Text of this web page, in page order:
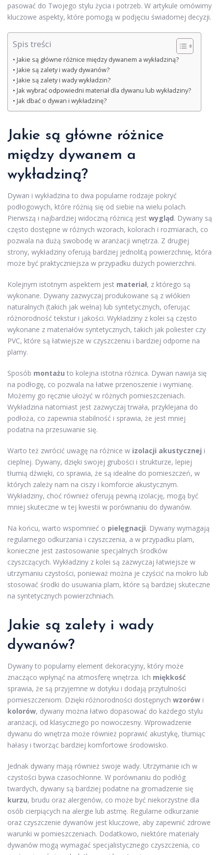
pasować do Twojego stylu życia i potrzeb. W artykule omówimy
kluczowe aspekty, które pomogą w podjęciu świadomej decyzji.
Spis treści
Jakie są główne różnice między dywanem a wykładziną?
Jakie są zalety i wady dywanów?
Jakie są zalety i wady wykładzin?
Jak wybrać odpowiedni materiał dla dywanu lub wykładziny?
Jak dbać o dywan i wykładzinę?
Jakie są główne różnice
między dywanem a
wykładziną?
Dywan i wykładzina to dwa popularne rodzaje pokryć
podłogowych, które różnią się od siebie na wielu polach.
Pierwszą i najbardziej widoczną różnicą jest wygląd. Dywany są
często dostępne w różnych wzorach, kolorach i rozmiarach, co
pozwala na dużą swobodę w aranżacji wnętrza. Z drugiej
strony, wykładziny oferują bardziej jednolitą powierzchnię, która
może być praktyczniejsza w przypadku dużych powierzchni.
Kolejnym istotnym aspektem jest materiał, z którego są
wykonane. Dywany zazwyczaj produkowane są z włókien
naturalnych (takich jak wełna) lub syntetycznych, oferując
różnorodność tekstur i jakości. Wykładziny z kolei są często
wykonane z materiałów syntetycznych, takich jak poliester czy
PVC, które są łatwiejsze w czyszczeniu i bardziej odporne na
plamy.
Sposób montażu to kolejna istotna różnica. Dywan nawija się
na podłogę, co pozwala na łatwe przenoszenie i wymianę.
Możemy go ręcznie ułożyć w różnych pomieszczeniach.
Wykładzina natomiast jest zazwyczaj trwała, przyklejana do
podłoża, co zapewnia stabilność i sprawia, że jest mniej
podatna na przesuwanie się.
Warto też zwrócić uwagę na różnice w izolacji akustycznej i
cieplnej. Dywany, dzięki swojej grubości i strukturze, lepiej
tłumią dźwięki, co sprawia, że są idealne do pomieszczeń, w
których zależy nam na ciszy i komforcie akustycznym.
Wykładziny, choć również oferują pewną izolację, mogą być
mniej skuteczne w tej kwestii w porównaniu do dywanów.
Na końcu, warto wspomnieć o pielęgnacji. Dywany wymagają
regularnego odkurzania i czyszczenia, a w przypadku plam,
konieczne jest zastosowanie specjalnych środków
czyszczących. Wykładziny z kolei są zazwyczaj łatwiejsze w
utrzymaniu czystości, ponieważ można je czyścić na mokro lub
stosować środki do usuwania plam, które są bardziej skuteczne
na syntetycznych powierzchniach.
Jakie są zalety i wady
dywanów?
Dywany to popularny element dekoracyjny, który może
znacząco wpłynąć na atmosferę wnętrza. Ich miękkość
sprawia, że są przyjemne w dotyku i dodają przytulności
pomieszczeniom. Dzięki różnorodności dostępnych wzorów i
kolorów, dywany można łatwo dopasować do każdego stylu
aranżacji, od klasycznego po nowoczesny. Wprowadzenie
dywanu do wnętrza może również poprawić akustykę, tłumiąc
hałasy i tworząc bardziej komfortowe środowisko.
Jednak dywany mają również swoje wady. Utrzymanie ich w
czystości bywa czasochłonne. W porównaniu do podłóg
twardych, dywany są bardziej podatne na gromadzenie się
kurzu, brudu oraz alergenów, co może być niekorzystne dla
osób cierpiących na alergie lub astmę. Regularne odkurzanie
oraz czyszczenie dywanów jest kluczowe, aby zapewnić zdrowe
warunki w pomieszczeniach. Dodatkowo, niektóre materiały
dywanów mogą wymagać specjalistycznego czyszczenia, co